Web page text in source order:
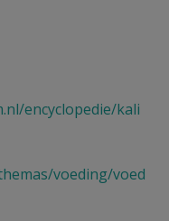
encyclopedie/kali
voeding/voed